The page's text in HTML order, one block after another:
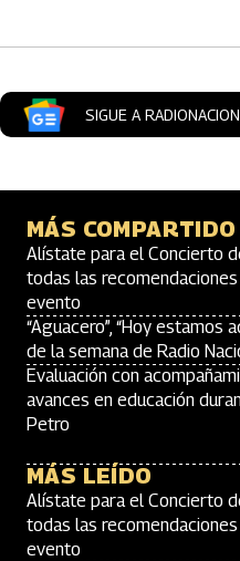
SIGUE A
MÁS COMPARTIDO
Alístate para el Concierto
todas las
evento
“Aguacero”, “Hoy estamos
de la semana de Radio
Evaluación con
avances en educación
Petro
MÁS LEÍDO
Alístate para el Concierto
todas las
evento